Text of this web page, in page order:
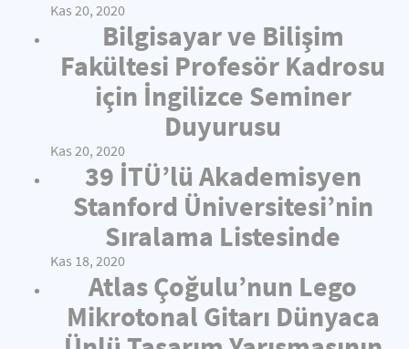
Kas 20, 2020
Bilgisayar ve Bilişim
Fakültesi Profesör Kadrosu
için İngilizce Seminer
Duyurusu
Kas 20, 2020
39 İTÜ’lü Akademisyen
Stanford Üniversitesi’nin
Sıralama Listesinde
Kas 18, 2020
Atlas Çoğulu’nun Lego
Mikrotonal Gitarı Dünyaca